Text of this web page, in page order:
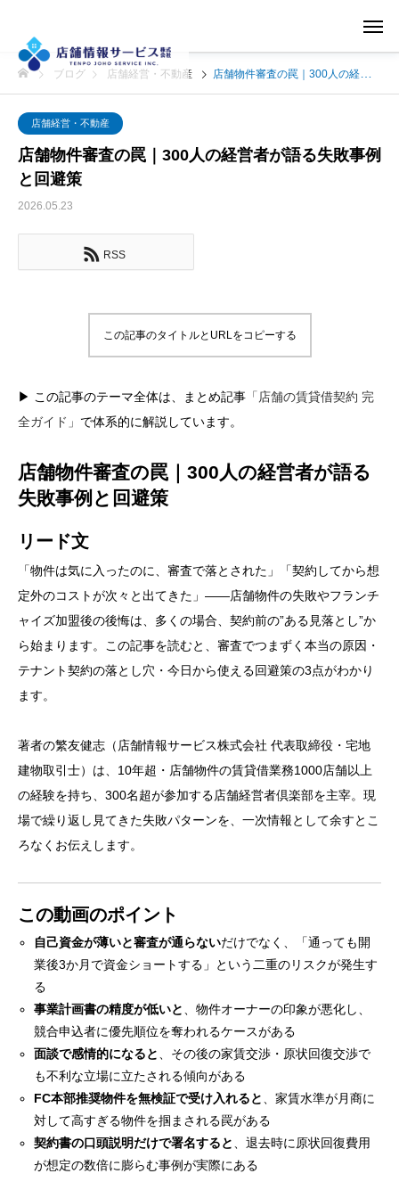
ブログ 店舗経営・不動産 店舗物件審査の罠｜300人の経営者が語る失敗事例と回避策
店舗経営・不動産
店舗物件審査の罠｜300人の経営者が語る失敗事例
と回避策
2026.05.23
RSS
この記事のタイトルとURLをコピーする
▶ この記事のテーマ全体は、まとめ記事 「店舗の賃貸借契約 完
全ガイド」 で体系的に解説しています。
店舗物件審査の罠｜300人の経営者が語る
失敗事例と回避策
リード文
「物件は気に入ったのに、審査で落とされた」「契約してから想
定外のコストが次々と出てきた」――店舗物件の失敗やフランチ
ャイズ加盟後の後悔は、多くの場合、契約前の”ある見落とし”か
ら始まります。この記事を読むと、審査でつまずく本当の原因・
テナント契約の落とし穴・今日から使える回避策の3点がわかり
ます。
著者の繁友健志（店舗情報サービス株式会社 代表取締役・宅地
建物取引士）は、10年超・店舗物件の賃貸借業務1000店舗以上
の経験を持ち、300名超が参加する店舗経営者倶楽部を主宰。現
場で繰り返し見てきた失敗パターンを、一次情報として余すとこ
ろなくお伝えします。
この動画のポイント
自己資金が薄いと審査が通らないだけでなく、「通っても開
業後3か月で資金ショートする」という二重のリスクが発生す
る
事業計画書の精度が低いと
、物件オーナーの印象が悪化し、
競合申込者に優先順位を奪われるケースがある
面談で感情的になると
、その後の家賃交渉・原状回復交渉で
も不利な立場に立たされる傾向がある
FC本部推奨物件を無検証で受け入れると
、家賃水準が月商に
対して高すぎる物件を掴まされる罠がある
契約書の口頭説明だけで署名すると
、退去時に原状回復費用
が想定の数倍に膨らむ事例が実際にある